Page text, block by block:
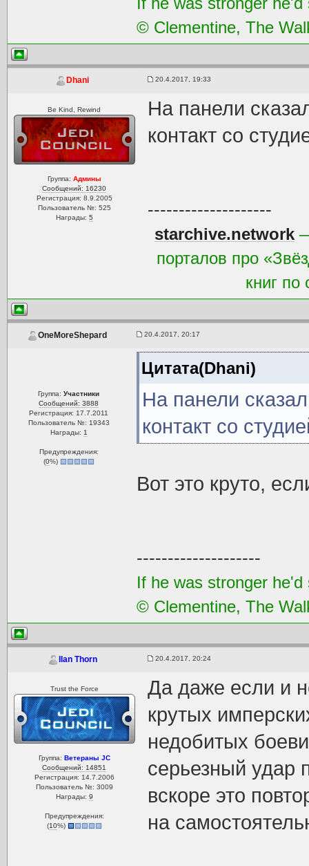
© Clementine, The
Dhani 20.4.2017, 19:33
Be Kind, Rewind
Группа: Админы
Сообщений: 16230
Регистрация: 8.9.2005
Пользователь №: 525
Награды: 5
На панели
контакт со
--------------------
starchive.network
порталов про
книг по
OneMoreShepard 20.4.2017, 20:17
Группа:Участники
Сообщений: 3888
Регистрация: 17.7.2011
Пользователь №: 19343
Награды: 1
Предупреждения:
(0%)
Цитата(Dhani)
На панели
контакт со
Вот это круто,
--------------------
If he was stronger
© Clementine, The
Ilan Thorn 20.4.2017, 20:24
Trust the Force
Группа: Ветераны JC
Сообщений: 14851
Регистрация: 14.7.2006
Пользователь №: 3009
Награды: 9
Предупреждения:
(10%)
Да даже если и
крутых
недобитых
серьезный удар
вскоре это
на